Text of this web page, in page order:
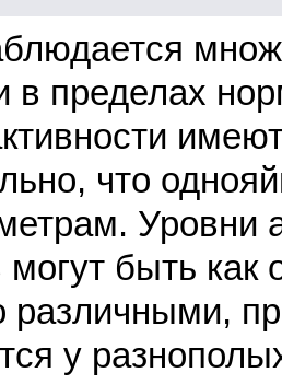
в пределах
что
Уровни
могут быть как
различными,
у